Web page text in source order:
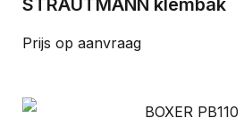
STRAUTMANN klembak
Prijs op aanvraag